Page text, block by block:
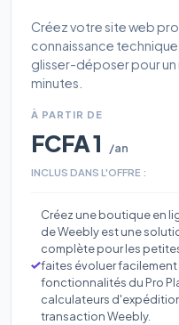
Créez votre site web
connaissance
glisser-déposer pour
minutes.
À PARTIR DE
FCFA 1 /an
INCLUS DANS L'OFFRE :
Créez une boutique en
de Weebly est une
complète pour les
faites évoluer
fonctionnalités du Pro
calculateurs
transaction Weebly.